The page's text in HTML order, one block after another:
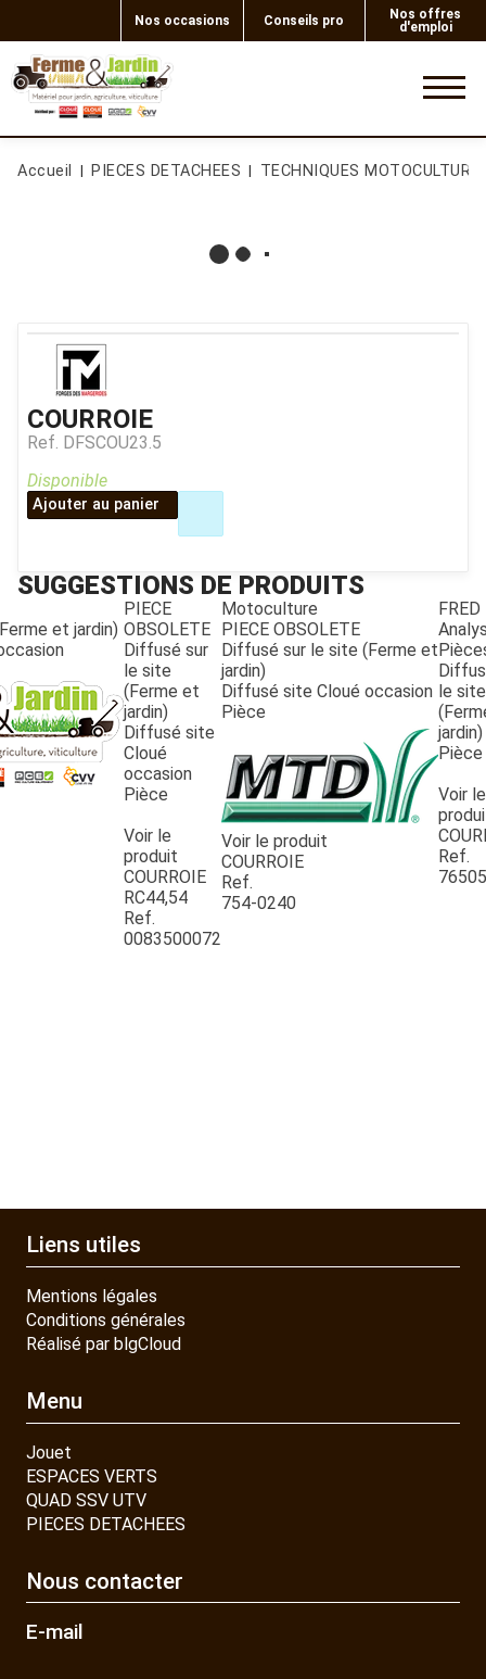
Nos occasions Conseils pro
Nos offres
d'emploi
JOUET
ESPACES VERTS
QUAD SSV UTV
Accueil PIECES DETACHEES TECHNIQUES MOTOCULTURE
COURROIE
Ref. DFSCOU23.5
Disponible
Ajouter au panier
SUGGESTIONS DE PRODUITS
et jardin)
PIECE
OBSOLETE
Diffusé sur
le site
(Ferme et
jardin)
Diffusé site
Cloué
occasion
Pièce
Voir le
produit
COURROIE
RC44,54
Ref.
0083500072
Motoculture
PIECE OBSOLETE
Diffusé sur le site (Ferme et
jardin)
Diffusé site Cloué occasion
Pièce
Voir le produit
COURROIE
Ref.
754-0240
FRED
le site
jardin)
Pièce
Voir le
Ref.
Liens utiles
Mentions légales
Conditions générales
Réalisé par blgCloud
Menu
Jouet
ESPACES VERTS
QUAD SSV UTV
PIECES DETACHEES
Nous contacter
E-mail